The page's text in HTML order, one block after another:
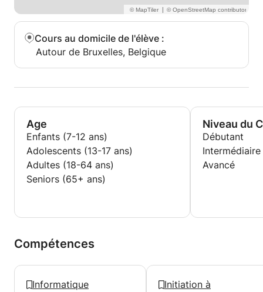
|
Cours au domicile de l'élève :
Autour de Bruxelles, Belgique
Age
Enfants (7-12 ans)
Adolescents (13-17 ans)
Adultes (18-64 ans)
Seniors (65+ ans)
Niveau du
Débutant
Intermédiaire
Avancé
Compétences
Informatique
Initiation à